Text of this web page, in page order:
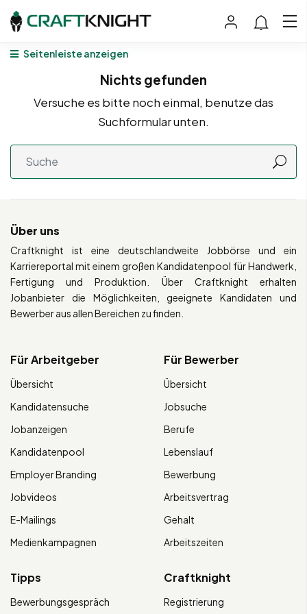
Seitenleiste anzeigen
Nichts gefunden
Versuche es bitte noch einmal, benutze das
Suchformular unten.
Über uns
Craftknight ist eine deutschlandweite Jobbörse und ein
Karriereportal mit einem großen Kandidatenpool für Handwerk,
Fertigung und Produktion. Über Craftknight erhalten
Jobanbieter die Möglichkeiten, geeignete Kandidaten und
Bewerber aus allen Bereichen zu finden.
Für Arbeitgeber
Übersicht
Kandidatensuche
Jobanzeigen
Kandidatenpool
Employer Branding
Jobvideos
E-Mailings
Medienkampagnen
Für Bewerber
Übersicht
Jobsuche
Berufe
Lebenslauf
Bewerbung
Arbeitsvertrag
Gehalt
Arbeitszeiten
Tipps
Bewerbungsgespräch
Craftknight
Registrierung